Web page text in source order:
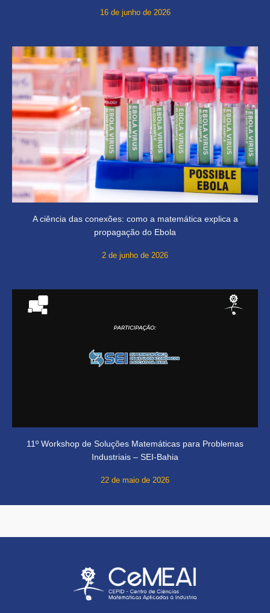
16 de junho de 2026
A ciência das conexões: como a matemática explica a
propagação do Ebola
2 de junho de 2026
11º Workshop de Soluções Matemáticas para Problemas
Industriais – SEI-Bahia
22 de maio de 2026